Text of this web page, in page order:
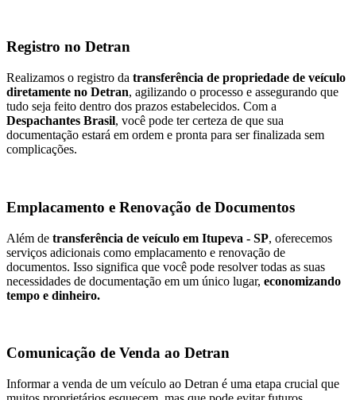
Registro no Detran
Realizamos o registro da transferência de propriedade de veículo
diretamente no Detran, agilizando o processo e assegurando que
tudo seja feito dentro dos prazos estabelecidos. Com a
Despachantes Brasil, você pode ter certeza de que sua
documentação estará em ordem e pronta para ser finalizada sem
complicações.
Emplacamento e Renovação de Documentos
Além de transferência de veículo em Itupeva - SP, oferecemos
serviços adicionais como emplacamento e renovação de
documentos. Isso significa que você pode resolver todas as suas
necessidades de documentação em um único lugar, economizando
tempo e dinheiro.
Comunicação de Venda ao Detran
Informar a venda de um veículo ao Detran é uma etapa crucial que